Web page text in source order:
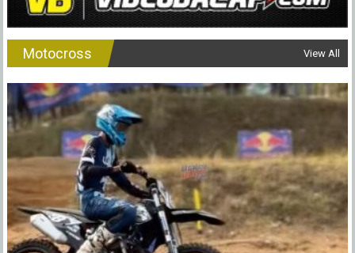
Motocross View All